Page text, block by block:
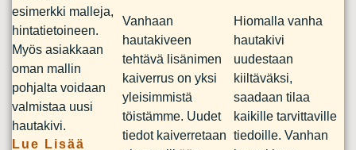
esimerkki malleja,
hintatietoineen.
Myös asiakkaan
oman mallin
pohjalta voidaan
valmistaa uusi
hautakivi.
Lue Lisää
Vanhaan
hautakiveen
tehtävä lisänimen
kaiverrus on yksi
yleisimmistä
töistämme. Uudet
tiedot kaiverretaan
Hiomalla vanha
hautakivi
uudestaan
kiiltäväksi,
saadaan tilaa
kaikille tarvittaville
tiedoille. Vanhan